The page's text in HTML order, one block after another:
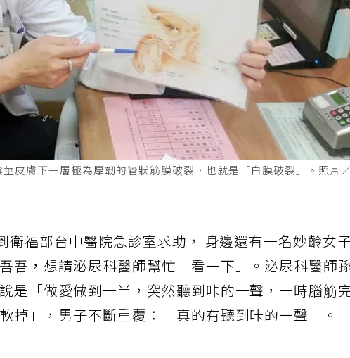
皮膚下一層極為厚韌的管狀筋膜破裂，也就是「白膜破裂」。照片
衛福部台中醫院急診室求助， 身邊還有一名妙齡女
吾，想請泌尿科醫師幫忙「看一下」。泌尿科醫師
是「做愛做到一半，突然聽到咔的一聲，一時腦筋
掉」，男子不斷重覆：「真的有聽到咔的一聲」。